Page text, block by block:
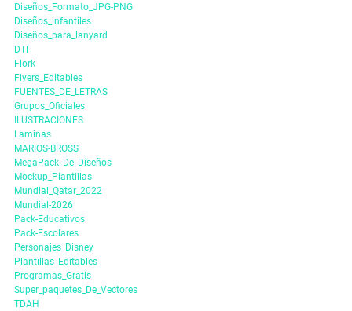
Diseños_Formato_JPG-PNG
Diseños_infantiles
Diseños_para_lanyard
DTF
Flork
Flyers_Editables
FUENTES_DE_LETRAS
Grupos_Oficiales
ILUSTRACIONES
Laminas
MARIOS-BROSS
MegaPack_De_Diseños
Mockup_Plantillas
Mundial_Qatar_2022
Mundial-2026
Pack-Educativos
Pack-Escolares
Personajes_Disney
Plantillas_Editables
Programas_Gratis
Super_paquetes_De_Vectores
TDAH